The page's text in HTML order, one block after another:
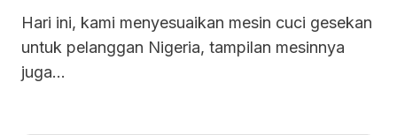
Hari ini, kami menyesuaikan mesin cuci gesekan
untuk pelanggan Nigeria, tampilan mesinnya
juga…